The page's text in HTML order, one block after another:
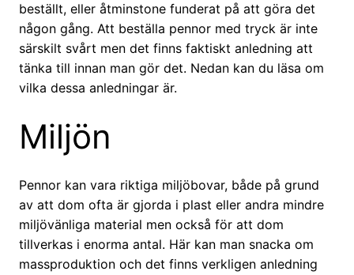
beställt, eller åtminstone funderat på att göra det
någon gång. Att beställa pennor med tryck är inte
särskilt svårt men det finns faktiskt anledning att
tänka till innan man gör det. Nedan kan du läsa om
vilka dessa anledningar är.
Miljön
Pennor kan vara riktiga miljöbovar, både på grund
av att dom ofta är gjorda i plast eller andra mindre
miljövänliga material men också för att dom
tillverkas i enorma antal. Här kan man snacka om
massproduktion och det finns verkligen anledning